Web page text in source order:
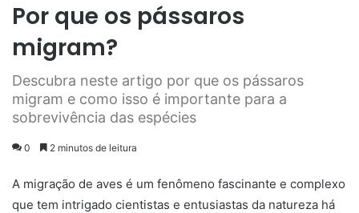
Por que os pássaros
migram?
Descubra neste artigo por que os pássaros
migram e como isso é importante para a
sobrevivência das espécies
0 2 minutos de leitura
A migração de aves é um fenômeno fascinante e complexo
que tem intrigado cientistas e entusiastas da natureza há